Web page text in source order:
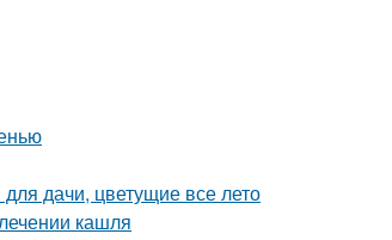
дачи, цветущие все лето
кашля